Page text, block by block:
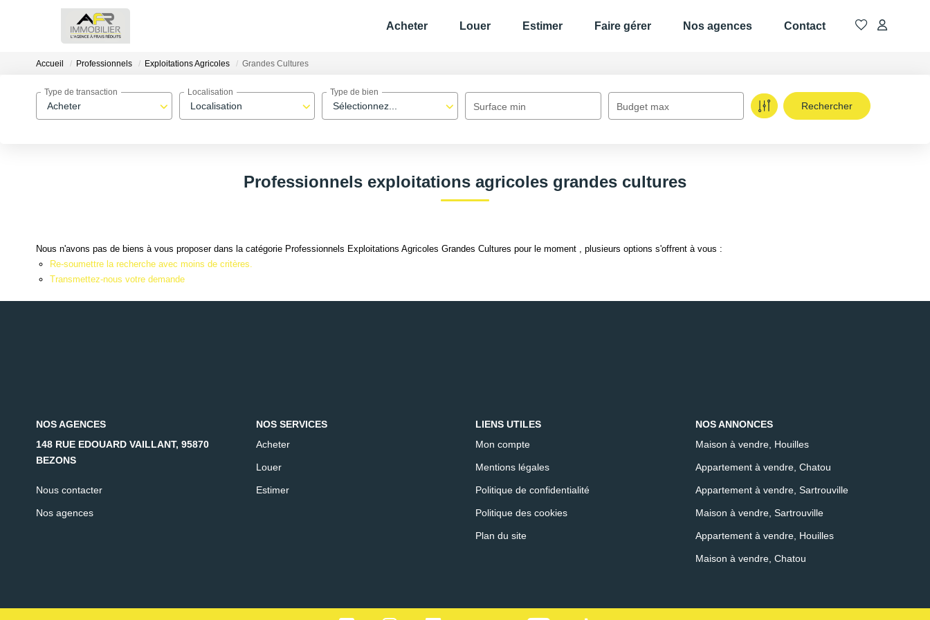
Acheter Louer Estimer Faire gérer Nos agences Contact
Accueil Professionnels Exploitations Agricoles Grandes Cultures
Acheter
Type de transaction
Localisation
Localisation
Sélectionnez...
Type de bien
Surface min Budget max
Professionnels exploitations agricoles grandes cultures
Nous n'avons pas de biens à vous proposer dans la catégorie Professionnels Exploitations Agricoles Grandes Cultures pour le moment , plusieurs options s'offrent à vous :
Re-soumettre la recherche avec moins de critères.
Transmettez-nous votre demande
NOS AGENCES
148 RUE EDOUARD VAILLANT, 95870
BEZONS
Nous contacter
Nos agences
NOS SERVICES
Acheter
Louer
Estimer
LIENS UTILES
Mon compte
Mentions légales
Politique de confidentialité
Politique des cookies
Plan du site
NOS ANNONCES
Maison à vendre, Houilles
Appartement à vendre, Chatou
Appartement à vendre, Sartrouville
Maison à vendre, Sartrouville
Appartement à vendre, Houilles
Maison à vendre, Chatou